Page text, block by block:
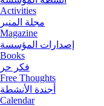
Activities
مجلة المنبر
Magazine
إصدارات المؤسسة
Books
فكر حر
Free Thoughts
أجندة الأنشطة
Calendar